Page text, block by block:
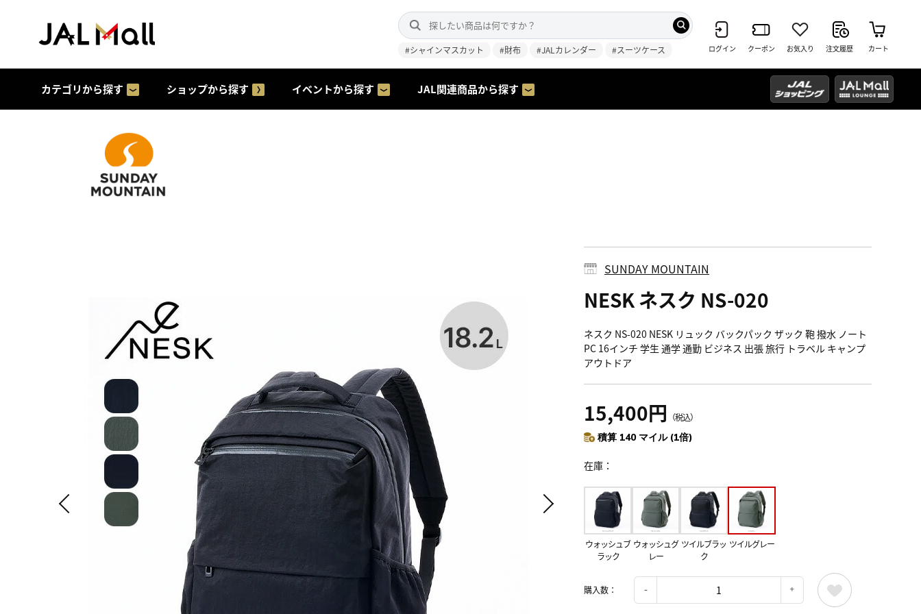
#シャインマスカット #財布 #JALカレンダー #スーツケース ログイン クーポン お気入り 注文履歴 カート
カテゴリから探す ショップから探す イベントから探す JAL関連商品から探す
SUNDAY MOUNTAIN
NESK ネスク NS-020
ネスク NS-020 NESK リュック バックパック ザック 鞄 撥水 ノート
PC 16インチ 学生 通学 通勤 ビジネス 出張 旅行 トラベル キャンプ
アウトドア
15,400円 （税込）
積算 140 マイル (1倍)
在庫
ウォッシュブ
ラック
ウォッシュグ
レー
ツイルブラッ
ク
ツイルグレー
購入数：